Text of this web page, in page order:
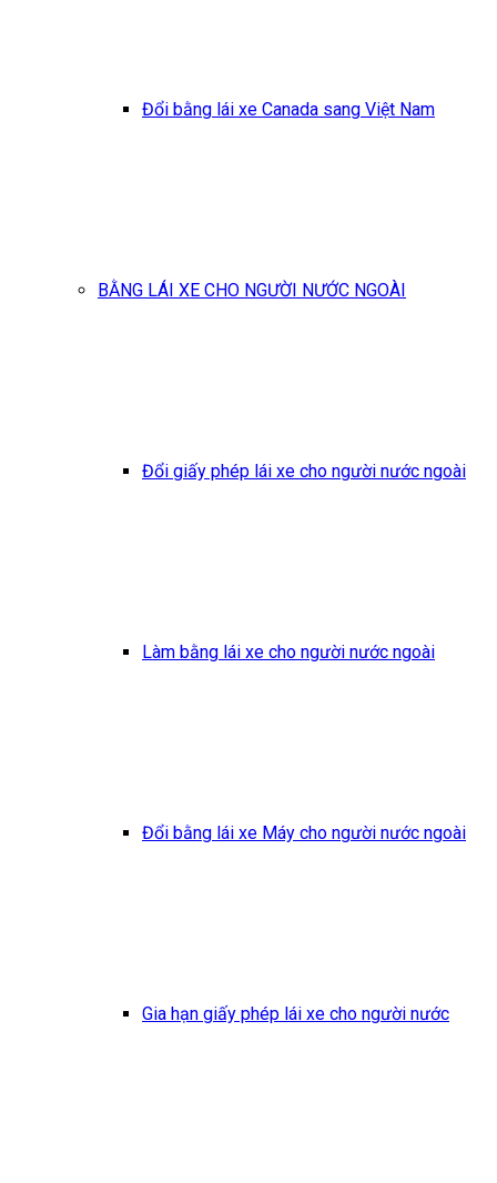
Đổi bằng lái xe Canada sang Việt Nam
BẰNG LÁI XE CHO NGƯỜI NƯỚC NGOÀI
Đổi giấy phép lái xe cho người nước ngoài
Làm bằng lái xe cho người nước ngoài
Đổi bằng lái xe Máy cho người nước ngoài
Gia hạn giấy phép lái xe cho người nước